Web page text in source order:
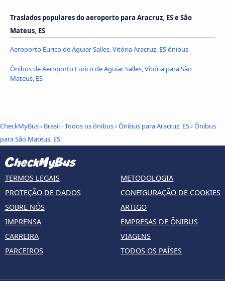
Traslados populares do aeroporto para Aracruz, ES e São
Mateus, ES
Aeroporto Eurico de Aguiar Salles, Vitória Aracruz, ES ônibus
Ônibus de Aeroporto Eurico de Aguiar Salles, Vitória para São
Mateus, ES
CheckMyBus› Brasil - Todos os ônibus›Ônibus para Aracruz, ES›Ônibus
para São Mateus, ES
TERMOS LEGAIS
PROTEÇÃO DE DADOS
SOBRE NÓS
IMPRENSA
CARREIRA
PARCEIROS
METODOLOGIA
CONFIGURAÇÃO DE COOKIES
ARTIGO
EMPRESAS DE ÔNIBUS
VIAGENS
TODOS OS PAÍSES